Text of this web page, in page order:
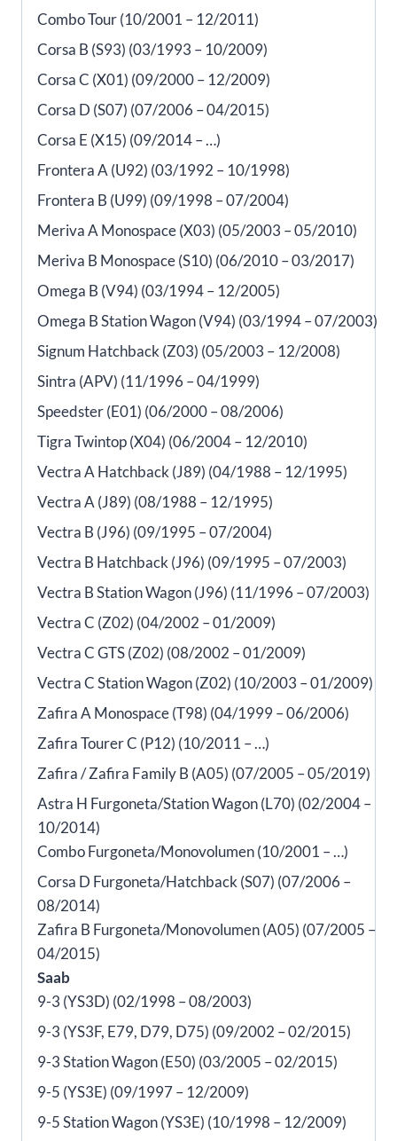
Combo Tour (10/2001 – 12/2011)
Corsa B (S93) (03/1993 – 10/2009)
Corsa C (X01) (09/2000 – 12/2009)
Corsa D (S07) (07/2006 – 04/2015)
Corsa E (X15) (09/2014 – …)
Frontera A (U92) (03/1992 – 10/1998)
Frontera B (U99) (09/1998 – 07/2004)
Meriva A Monospace (X03) (05/2003 – 05/2010)
Meriva B Monospace (S10) (06/2010 – 03/2017)
Omega B (V94) (03/1994 – 12/2005)
Omega B Station Wagon (V94) (03/1994 – 07/2003)
Signum Hatchback (Z03) (05/2003 – 12/2008)
Sintra (APV) (11/1996 – 04/1999)
Speedster (E01) (06/2000 – 08/2006)
Tigra Twintop (X04) (06/2004 – 12/2010)
Vectra A Hatchback (J89) (04/1988 – 12/1995)
Vectra A (J89) (08/1988 – 12/1995)
Vectra B (J96) (09/1995 – 07/2004)
Vectra B Hatchback (J96) (09/1995 – 07/2003)
Vectra B Station Wagon (J96) (11/1996 – 07/2003)
Vectra C (Z02) (04/2002 – 01/2009)
Vectra C GTS (Z02) (08/2002 – 01/2009)
Vectra C Station Wagon (Z02) (10/2003 – 01/2009)
Zafira A Monospace (T98) (04/1999 – 06/2006)
Zafira Tourer C (P12) (10/2011 – …)
Zafira / Zafira Family B (A05) (07/2005 – 05/2019)
Astra H Furgoneta/Station Wagon (L70) (02/2004 –
10/2014)
Combo Furgoneta/Monovolumen (10/2001 – …)
Corsa D Furgoneta/Hatchback (S07) (07/2006 –
08/2014)
Zafira B Furgoneta/Monovolumen (A05) (07/2005 –
04/2015)
Saab
9-3 (YS3D) (02/1998 – 08/2003)
9-3 (YS3F, E79, D79, D75) (09/2002 – 02/2015)
9-3 Station Wagon (E50) (03/2005 – 02/2015)
9-5 (YS3E) (09/1997 – 12/2009)
9-5 Station Wagon (YS3E) (10/1998 – 12/2009)